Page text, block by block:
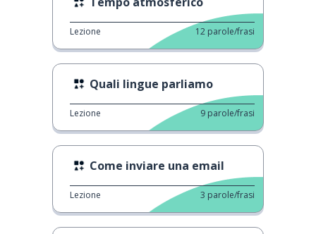
Lezione 12 parole/frasi
Quali lingue parliamo
Lezione 9 parole/frasi
Come inviare una email
Lezione 3 parole/frasi